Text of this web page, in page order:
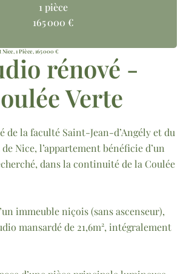
1 pièce
165 000 €
1 Pièce, 165 000 €
rénové -
Verte
de la faculté Saint-Jean-d’Angély et du
Nice, l’appartement bénéficie d’un
dans la continuité de la Coulée
immeuble niçois (sans ascenseur),
mansardé de 21,6m², intégralement